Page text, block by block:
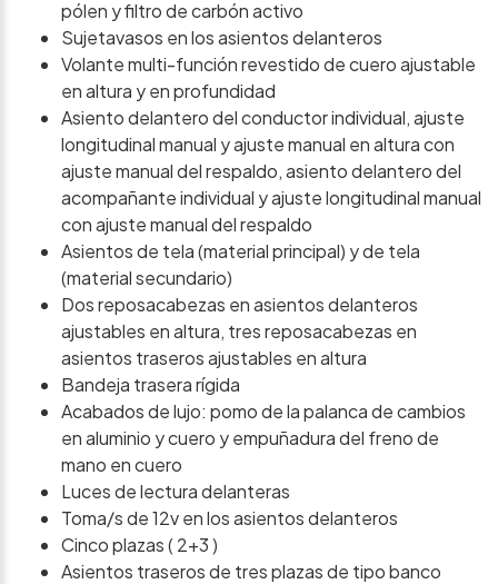
pólen y filtro de carbón activo
Sujetavasos en los asientos delanteros
Volante multi-función revestido de cuero ajustable
en altura y en profundidad
Asiento delantero del conductor individual, ajuste
longitudinal manual y ajuste manual en altura con
ajuste manual del respaldo, asiento delantero del
acompañante individual y ajuste longitudinal manual
con ajuste manual del respaldo
Asientos de tela (material principal) y de tela
(material secundario)
Dos reposacabezas en asientos delanteros
ajustables en altura, tres reposacabezas en
asientos traseros ajustables en altura
Bandeja trasera rígida
Acabados de lujo: pomo de la palanca de cambios
en aluminio y cuero y empuñadura del freno de
mano en cuero
Luces de lectura delanteras
Toma/s de 12v en los asientos delanteros
Cinco plazas ( 2+3 )
Asientos traseros de tres plazas de tipo banco